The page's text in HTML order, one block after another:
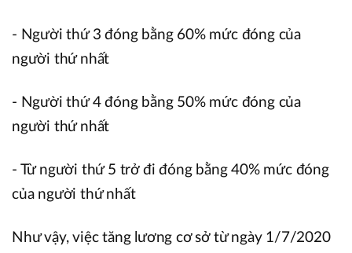
- Người thứ 3 đóng bằng 60% mức đóng của
người thứ nhất
- Người thứ 4 đóng bằng 50% mức đóng của
người thứ nhất
- Từ người thứ 5 trở đi đóng bằng 40% mức đóng
của người thứ nhất
Như vậy, việc tăng lương cơ sở từ ngày 1/7/2020